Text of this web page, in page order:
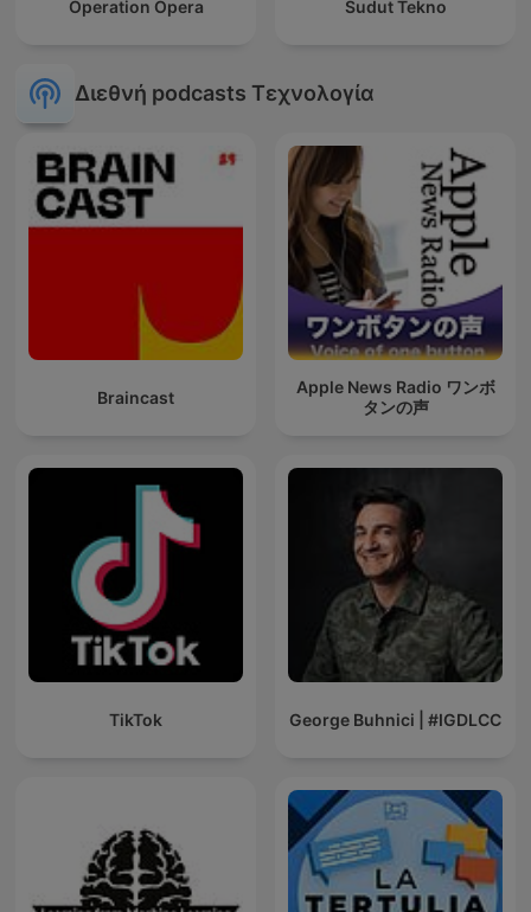
Operation Opera Sudut Tekno
Διεθνή podcasts Τεχνολογία
Braincast
Apple News Radio ワンボ
タンの声
TikTok George Buhnici | #IGDLCC